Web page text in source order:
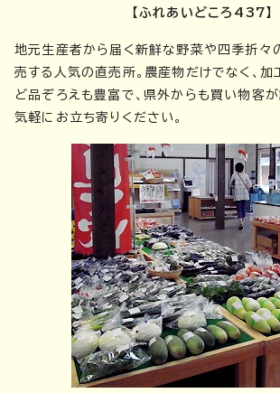
【ふれあいどころ437】
地元生産者から届く新鮮な野菜や四季折々
売する人気の直売所。農産物だけでなく、
ど品ぞろえも豊富で、県外からも買い物客が
気軽にお立ち寄りください。